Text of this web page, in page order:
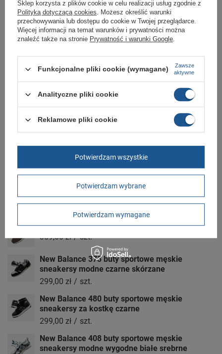
GWARANCJA
Czas na reklamację z tytułu rękojmi
2 lata
Adres do reklamacji
Kościuszki 27b
85-079 Bydgoszcz
Zobacz również
New Balance 373 buty sportowe męskie
sneakersy szare skórzane
289,00 zł / szt.
New Balance buty męskie sportowe sneakersy
modne wygodne białe
269,00 zł / szt.
Buty sportowe New Balance [GM500FE2]
359,00 zł / szt.
New Balance 373 buty sportowe męskie
sneakersy modne czarne skórzane
299,00 zł / szt.
New Balance 480 buty sportowe męskie
sneakersy za kostkę czarne
299,00 zł / szt.
New Balance 408 buty sportowe męskie
sneakersy modne wygodne białe srebrne
Sklep korzysta z plików cookie w celu realizacji usług zgodnie z
Polityką dotyczącą cookies. Możesz określić warunki
przechowywania lub dostępu do cookie w Twojej przeglądarce.
Więcej informacji na temat warunków i prywatności można
znaleźć także na stronie Prywatność i warunki Google.
Funkcjonalne pliki cookie (wymagane)
Zawsze
aktywne
Analityczne pliki cookie
Reklamowe pliki cookie
Potwierdzam wybrane
Potwierdzam wymagane
Potwierdzam wszystkie